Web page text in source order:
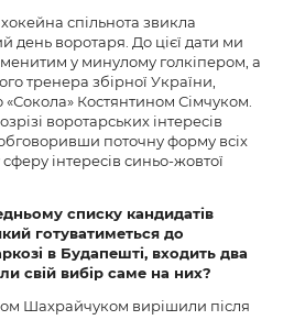
спільнота звикла
день воротаря. До цієї дати ми
у минулому голкіпером, а
тренера збірної України,
«Сокола» Костянтином Сімчуком.
воротарських інтересів
поточну форму всіх
сферу інтересів синьо-жовтої
списку кандидатів
готуватиметься до
в Будапешті, входить два
свій вибір саме на них?
Шахрайчуком вирішили після